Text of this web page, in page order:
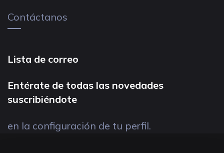
Contáctanos
Lista de correo
Entérate de todas las novedades
suscribiéndote
en la configuración de tu perfil.